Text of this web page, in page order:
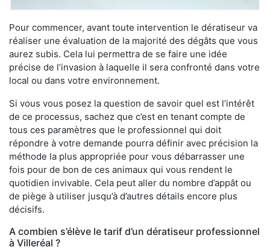
Pour commencer, avant toute intervention le dératiseur va
réaliser une évaluation de la majorité des dégâts que vous
aurez subis. Cela lui permettra de se faire une idée
précise de l’invasion à laquelle il sera confronté dans votre
local ou dans votre environnement.
Si vous vous posez la question de savoir quel est l’intérêt
de ce processus, sachez que c’est en tenant compte de
tous ces paramètres que le professionnel qui doit
répondre à votre demande pourra définir avec précision la
méthode la plus appropriée pour vous débarrasser une
fois pour de bon de ces animaux qui vous rendent le
quotidien invivable. Cela peut aller du nombre d’appât ou
de piège à utiliser jusqu’à d’autres détails encore plus
décisifs.
A combien s’élève le tarif d’un dératiseur professionnel
à Villeréal ?